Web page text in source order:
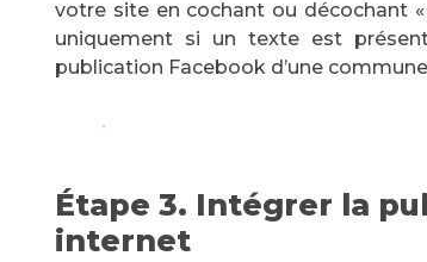
votre site en cochant ou décochant «
uniquement si un texte est
publication Facebook d’une
Étape 3. Intégrer la
internet